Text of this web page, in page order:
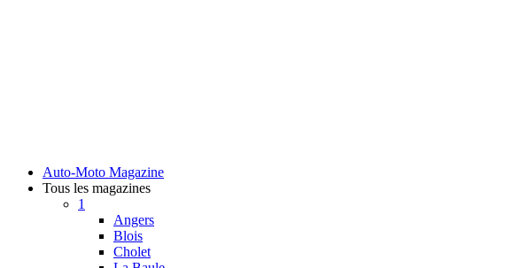
Auto-Moto Magazine
Tous les magazines
1
Angers
Blois
Cholet